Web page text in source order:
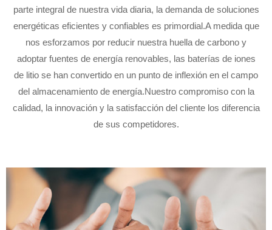
parte integral de nuestra vida diaria, la demanda de soluciones
energéticas eficientes y confiables es primordial.A medida que
nos esforzamos por reducir nuestra huella de carbono y
adoptar fuentes de energía renovables, las baterías de iones
de litio se han convertido en un punto de inflexión en el campo
del almacenamiento de energía.Nuestro compromiso con la
calidad, la innovación y la satisfacción del cliente los diferencia
de sus competidores.